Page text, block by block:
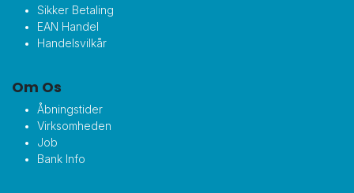
Sikker Betaling
EAN Handel
Handelsvilkår
Om Os
Åbningstider
Virksomheden
Job
Bank Info